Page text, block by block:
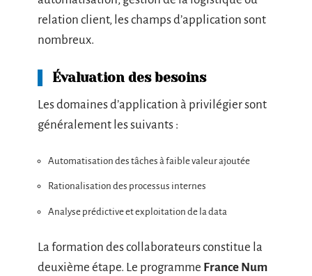
relation client, les champs d’application sont
nombreux.
Évaluation des besoins
Les domaines d’application à privilégier sont
généralement les suivants :
Automatisation des tâches à faible valeur ajoutée
Rationalisation des processus internes
Analyse prédictive et exploitation de la data
La formation des collaborateurs constitue la
deuxième étape. Le programme France Num